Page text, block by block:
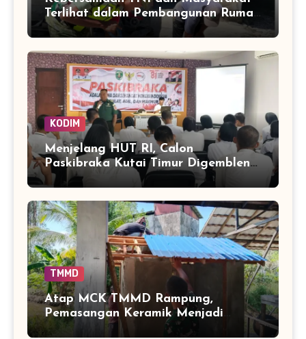
Terlihat dalam Pembangunan Rumah
di Desa Tanoh Merah
KODIM
Menjelang HUT RI, Calon
Paskibraka Kutai Timur Digembleng
Wawasan Kebangsaan oleh TNI
TMMD
Atap MCK TMMD Rampung,
Pemasangan Keramik Menjadi
Sentuhan Akhir Fasilitas Sanitasi di